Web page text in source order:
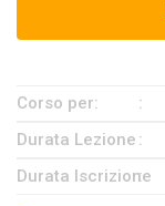
Corso per:
Durata Lezione
Durata Iscrizione